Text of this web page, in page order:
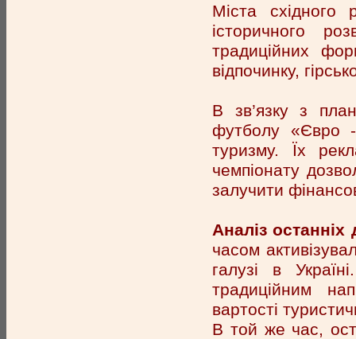
Міста
історичного
традиційних
відпочинку,
В зв’язку з
футболу «Євро -
туризму. Їх
чемпіонату
залучити
Аналіз останніх
часом
галузі в
традиційним
вартості
В той же час,